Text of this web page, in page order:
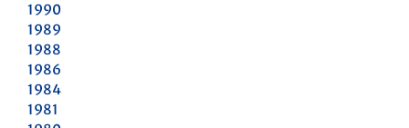
1990
1989
1988
1986
1984
1981